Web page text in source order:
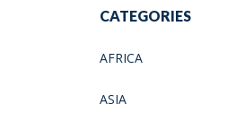
CATEGORIES
AFRICA
ASIA